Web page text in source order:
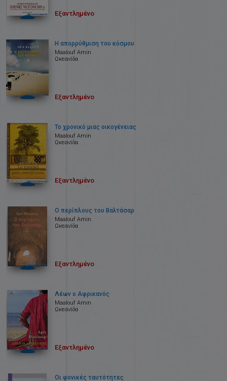
Εξαντλημένο
Η απορρύθμιση του κόσμου
Maalouf Amin
Ωκεανίδα
Εξαντλημένο
Το χρονικό μιας οικογένειας
Maalouf Amin
Ωκεανίδα
Εξαντλημένο
Ο περίπλους του Βαλτάσαρ
Maalouf Amin
Ωκεανίδα
Εξαντλημένο
Λέων ο Αφρικανός
Maalouf Amin
Ωκεανίδα
Εξαντλημένο
Οι φονικές ταυτότητες